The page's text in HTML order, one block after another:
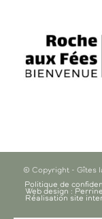
© Copyright - Gîtes
Politique de
Web design :
Réalisation site